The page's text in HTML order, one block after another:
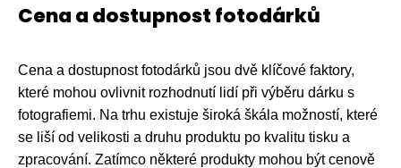
Cena a dostupnost fotodárků
Cena a dostupnost fotodárků jsou dvě klíčové faktory,
které mohou ovlivnit rozhodnutí lidí při výběru dárku s
fotografiemi. Na trhu existuje široká škála možností, které
se liší od velikosti a druhu produktu po kvalitu tisku a
zpracování. Zatímco některé produkty mohou být cenově